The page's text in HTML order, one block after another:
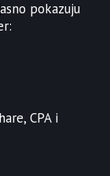
pokazuju
CPA i